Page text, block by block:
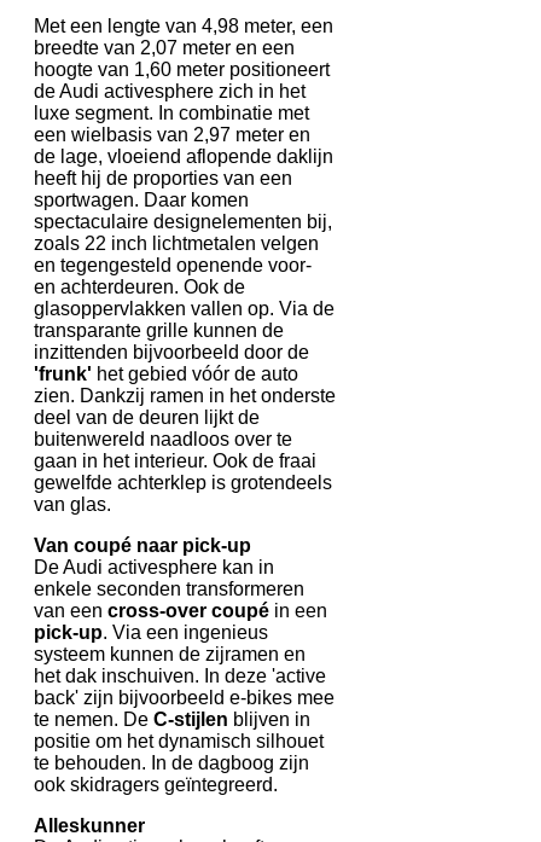
Met een lengte van 4,98 meter, een
breedte van 2,07 meter en een
hoogte van 1,60 meter positioneert
de Audi activesphere zich in het
luxe segment. In combinatie met
een wielbasis van 2,97 meter en
de lage, vloeiend aflopende daklijn
heeft hij de proporties van een
sportwagen. Daar komen
spectaculaire designelementen bij,
zoals 22 inch lichtmetalen velgen
en tegengesteld openende voor-
en achterdeuren. Ook de
glasoppervlakken vallen op. Via de
transparante grille kunnen de
inzittenden bijvoorbeeld door de
'frunk' het gebied vóór de auto
zien. Dankzij ramen in het onderste
deel van de deuren lijkt de
buitenwereld naadloos over te
gaan in het interieur. Ook de fraai
gewelfde achterklep is grotendeels
van glas.
Van coupé naar pick-up
De Audi activesphere kan in
enkele seconden transformeren
van een cross-over coupé in een
pick-up. Via een ingenieus
systeem kunnen de zijramen en
het dak inschuiven. In deze 'active
back' zijn bijvoorbeeld e-bikes mee
te nemen. De C-stijlen blijven in
positie om het dynamisch silhouet
te behouden. In de dagboog zijn
ook skidragers geïntegreerd.
Alleskunner